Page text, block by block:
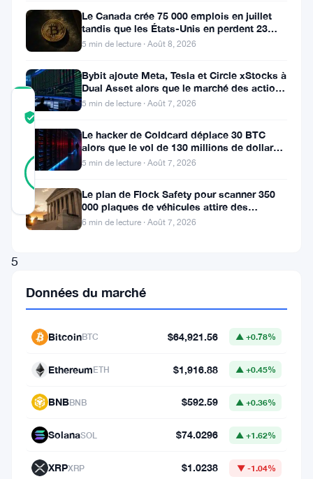
Shirt
Dubaï
COMMUNITY
SCORE
91%
Vérifié
votes
Mis à jour 8 mois il y a
5
crypto-
monnaie
Terra
Luna
Classic
LUNC
Le Canada crée 75 000 emplois en juillet
tandis que les États-Unis en perdent 23
000, Bitcoin reste à 65K
5 min de lecture · Août 8, 2026
Bybit ajoute Meta, Tesla et Circle xStocks à
Dual Asset alors que le marché des actions
tokenisées atteint
5 min de lecture · Août 7, 2026
Le hacker de Coldcard déplace 30 BTC
alors que le vol de 130 millions de dollars
entre dans une nouvelle phase
5 min de lecture · Août 7, 2026
Le plan de Flock Safety pour scanner 350
000 plaques de véhicules attire des
poursuites et le retrait du LAPD
6 min de lecture · Août 7, 2026
Données du marché
BitcoinBTC $64,921.56 ▲ +0.78%
EthereumETH $1,916.88 ▲ +0.45%
BNBBNB $592.59 ▲ +0.36%
SolanaSOL $74.0296 ▲ +1.62%
XRPXRP $1.0238 ▼ -1.04%